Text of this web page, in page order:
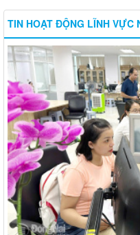
TIN HOẠT ĐỘNG LĨNH VỰC